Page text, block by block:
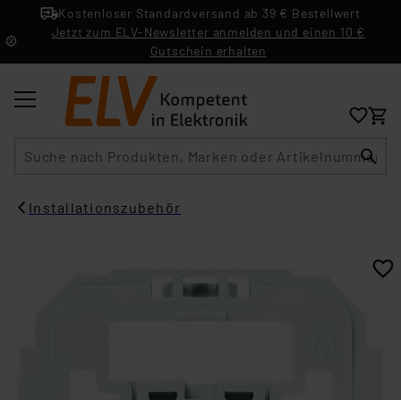
Kostenloser Standardversand ab 39 € Bestellwert
Jetzt zum ELV-Newsletter anmelden und einen 10 €
Gutschein erhalten
Installationszubehör